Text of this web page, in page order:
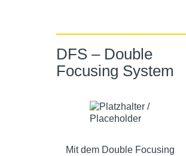
DFS – Double
Focusing System
Mit dem Double Focusing